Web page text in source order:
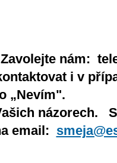
nám:
i v
„Nevím".
názorech.
email: